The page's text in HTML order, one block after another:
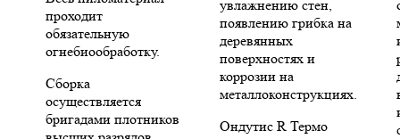
проходит
обязательную
огнебиообработку.
Сборка
осуществляется
бригадами плотников
увлажнению стен,
появлению грибка на
деревянных
поверхностях и
коррозии на
металлоконструкциях.
Ондутис R Термо